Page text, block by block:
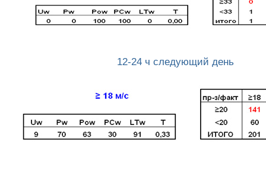
12-24 ч следующий день